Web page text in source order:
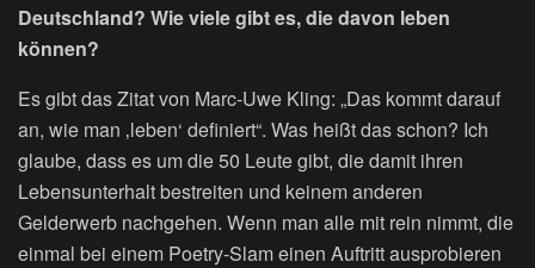
Deutschland? Wie viele gibt es, die davon leben
können?
Es gibt das Zitat von Marc-Uwe Kling: „Das kommt darauf
an, wie man ‚leben‘ definiert“. Was heißt das schon? Ich
glaube, dass es um die 50 Leute gibt, die damit ihren
Lebensunterhalt bestreiten und keinem anderen
Gelderwerb nachgehen. Wenn man alle mit rein nimmt, die
einmal bei einem Poetry-Slam einen Auftritt ausprobieren